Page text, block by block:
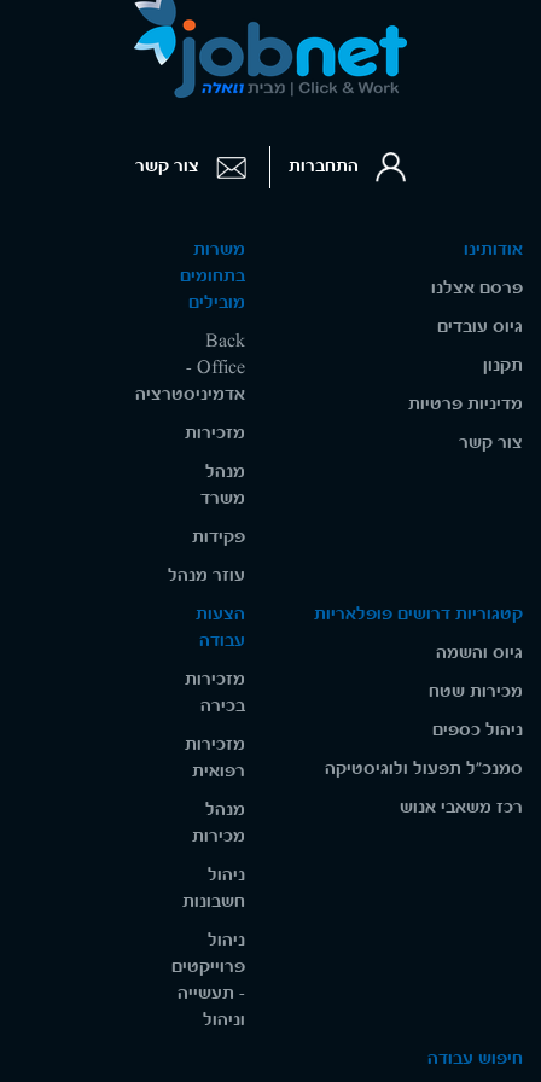
אודותינו
פרסם אצלנו
גיוס עובדים
תקנון
מדיניות פרטיות
צור קשר
משרות
בתחומים
מובילים
Back
Office -
אדמיניסטרציה
מזכירות
מנהל
משרד
פקידות
עוזר מנהל
קטגוריות דרושים פופלאריות
גיוס והשמה
מכירות שטח
ניהול כספים
סמנכ"ל תפעול ולוגיסטיקה
רכז משאבי אנוש
הצעות
עבודה
מזכירות
בכירה
מזכירות
רפואית
מנהל
מכירות
ניהול
חשבונות
ניהול
פרוייקטים
- תעשייה
וניהול
חיפוש עבודה